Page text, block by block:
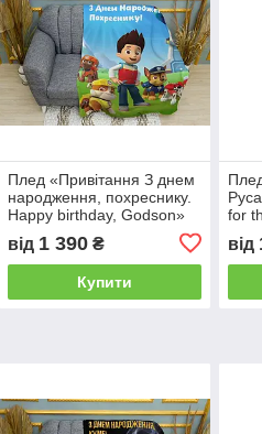
Плед «Привітання З днем
народження, похреснику.
Happy birthday, Godson»
від 1 390₴
Купити
for
від